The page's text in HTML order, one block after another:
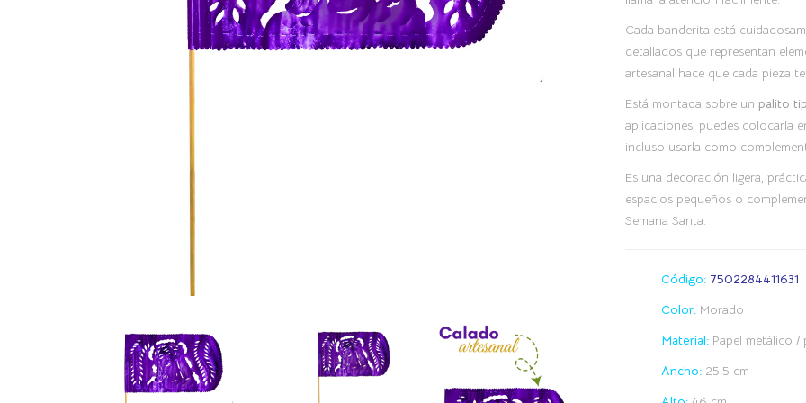
Cada banderita está
detallados que representan
artesanal hace que cada pieza
Está montada sobre un palito
aplicaciones: puedes colocarla
incluso usarla como
Es una decoración ligera,
espacios pequeños o
Semana Santa.
Código:7502284411631
Color:Morado
Material: Papel metálico /
Ancho:25.5 cm